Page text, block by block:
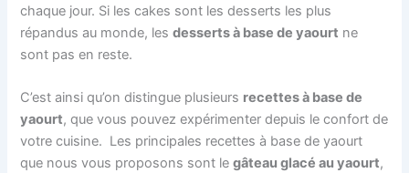
chaque jour. Si les cakes sont les desserts les plus
répandus au monde, lesdesserts à base de yaourt ne
sont pas en reste.
C’est ainsi qu’on distingue plusieurs recettes à base de
yaourt, que vous pouvez expérimenter depuis le confort de
votre cuisine. Les principales recettes à base de yaourt
que nous vous proposons sont legâteau glacé au yaourt,